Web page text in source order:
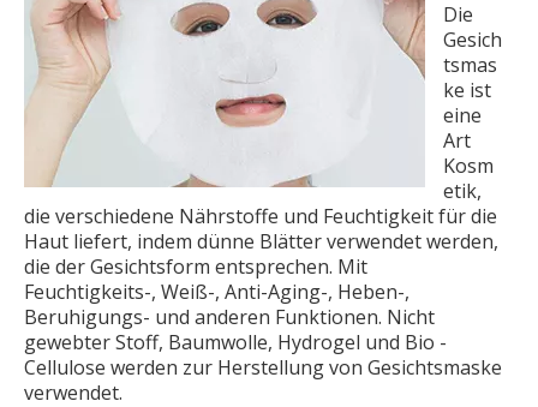
Die
Gesich
tsmas
ke ist
eine
Art
Kosm
etik,
die verschiedene Nährstoffe und Feuchtigkeit für die
Haut liefert, indem dünne Blätter verwendet werden,
die der Gesichtsform entsprechen. Mit
Feuchtigkeits-, Weiß-, Anti-Aging-, Heben-,
Beruhigungs- und anderen Funktionen. Nicht
gewebter Stoff, Baumwolle, Hydrogel und Bio -
Cellulose werden zur Herstellung von Gesichtsmaske
verwendet.